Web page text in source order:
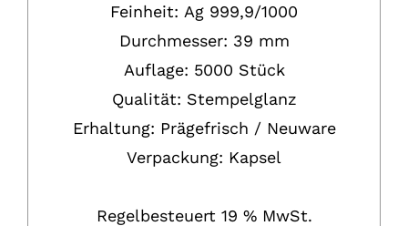
Feinheit: Ag 999,9/1000
Durchmesser: 39 mm
Auflage: 5000 Stück
Qualität: Stempelglanz
Erhaltung: Prägefrisch / Neuware
Verpackung: Kapsel
Regelbesteuert 19 % MwSt.